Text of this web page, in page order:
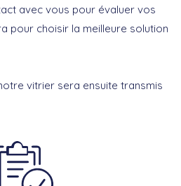
avec vous pour évaluer vos
pour choisir la meilleure solution
vitrier sera ensuite transmis